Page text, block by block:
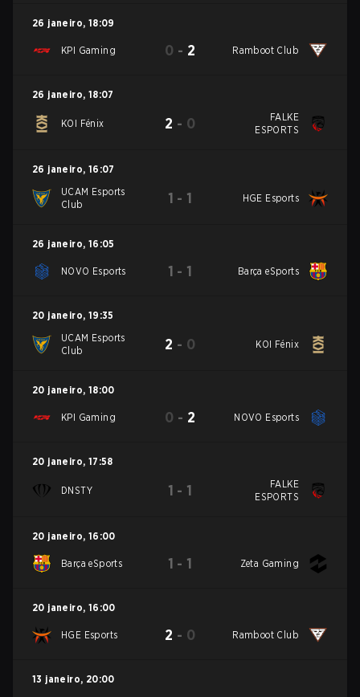
26 janeiro, 18:09
KPI Gaming 0 - 2 Ramboot Club
26 janeiro, 18:07
KOI Fénix 2 - 0
FALKE
ESPORTS
26 janeiro, 16:07
UCAM Esports
Club
1 - 1 HGE Esports
26 janeiro, 16:05
NOVO Esports 1 - 1 Barça eSports
20 janeiro, 19:35
UCAM Esports
Club
2 - 0 KOI Fénix
20 janeiro, 18:00
KPI Gaming 0 - 2 NOVO Esports
20 janeiro, 17:58
DNSTY 1 - 1
FALKE
ESPORTS
20 janeiro, 16:00
Barça eSports 1 - 1 Zeta Gaming
20 janeiro, 16:00
HGE Esports 2 - 0 Ramboot Club
13 janeiro, 20:00